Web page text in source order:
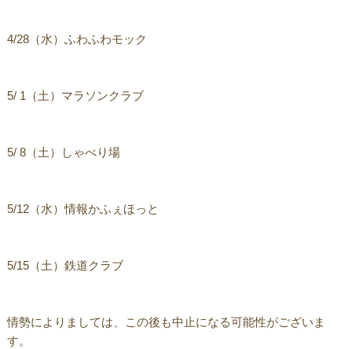
4/28（水）ふわふわモック
5/ 1（土）マラソンクラブ
5/ 8（土）しゃべり場
5/12（水）情報かふぇほっと
5/15（土）鉄道クラブ
情勢によりましては、この後も中止になる可能性がございま
す。